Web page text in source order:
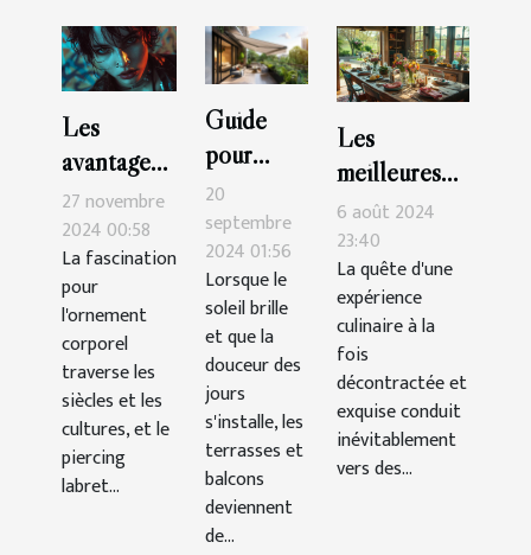
Les
avantages
esthétiques
des
piercings
labret
supérieurs
et
inférieurs
27 novembre
2024 00:58
La fascination
pour
l'ornement
corporel
traverse les
siècles et les
cultures, et le
piercing
labret...
Guide
pour
choisir le
store
banne
parfait
pour
terrasses
et
balcons
20
septembre
2024 01:56
Lorsque le
soleil brille
et que la
douceur des
jours
s'installe, les
terrasses et
balcons
deviennent
de...
Les
meilleures
tables pour
une cuisine
décontractée
et
savoureuse
6 août 2024
23:40
La quête d'une
expérience
culinaire à la
fois
décontractée et
exquise conduit
inévitablement
vers des...